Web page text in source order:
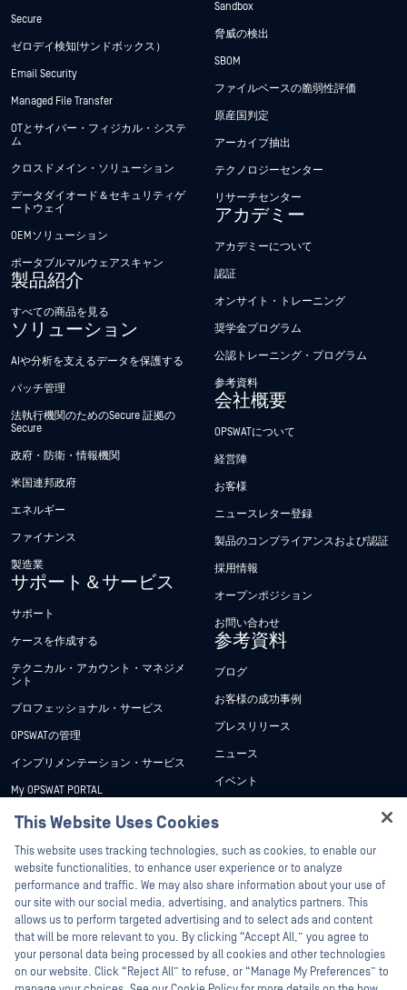
Secure
ゼロデイ検知(サンドボックス）
Email Security
Managed File Transfer
OTとサイバー・フィジカル・システ
ム
クロスドメイン・ソリューション
データダイオード＆セキュリティゲ
ートウェイ
OEMソリューション
ポータブルマルウェアスキャン
製品紹介
すべての商品を見る
ソリューション
AIや分析を支えるデータを保護する
パッチ管理
法執行機関のためのSecure 証拠の
Secure
政府・防衛・情報機関
米国連邦政府
エネルギー
ファイナンス
製造業
サポート＆サービス
サポート
ケースを作成する
テクニカル・アカウント・マネジメ
ント
プロフェッショナル・サービス
OPSWATの管理
インプリメンテーション・サービス
My OPSWAT PORTAL
技術文書
トレーニング
脆弱性対策プログラム
パートナー
認証
テクノロジー・パートナー
OPSWAT チャネル パートナー
Sandbox
脅威の検出
SBOM
ファイルベースの脆弱性評価
原産国判定
アーカイブ抽出
テクノロジーセンター
リサーチセンター
アカデミー
アカデミーについて
認証
オンサイト・トレーニング
奨学金プログラム
公認トレーニング・プログラム
参考資料
会社概要
OPSWATについて
経営陣
お客様
ニュースレター登録
製品のコンプライアンスおよび認証
採用情報
オープンポジション
お問い合わせ
参考資料
ブログ
お客様の成功事例
プレスリリース
ニュース
イベント
ホワイトペーパー
無料ツール
This Website Uses Cookies
This website uses tracking technologies, such as cookies, to enable our
website functionalities, to enhance user experience or to analyze
performance and traffic. We may also share information about your use of
our site with our social media, advertising, and analytics partners. This
allows us to perform targeted advertising and to select ads and content
that will be more relevant to you. By clicking “Accept All,” you agree to
your personal data being processed by all cookies and other technologies
on our website. Click “Reject All” to refuse, or “Manage My Preferences” to
Hey there!
I'm Ozzy, your OPSWAT virtual assistant.
How can I help you secure what's critical
today?